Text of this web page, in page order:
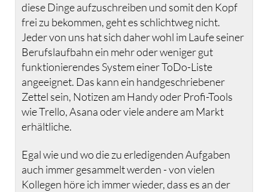
diese Dinge aufzuschreiben und somit den Kopf
frei zu bekommen, geht es schlichtweg nicht.
Jeder von uns hat sich daher wohl im Laufe seiner
Berufslaufbahn ein mehr oder weniger gut
funktionierendes System einer ToDo-Liste
angeeignet. Das kann ein handgeschriebener
Zettel sein, Notizen am Handy oder Profi-Tools
wie Trello, Asana oder viele andere am Markt
erhältliche.
Egal wie und wo die zu erledigenden Aufgaben
auch immer gesammelt werden - von vielen
Kollegen höre ich immer wieder, dass es an der